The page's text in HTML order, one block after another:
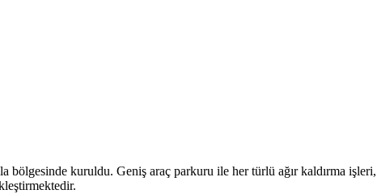
bölgesinde kuruldu. Geniş araç parkuru ile her türlü ağır kaldırma